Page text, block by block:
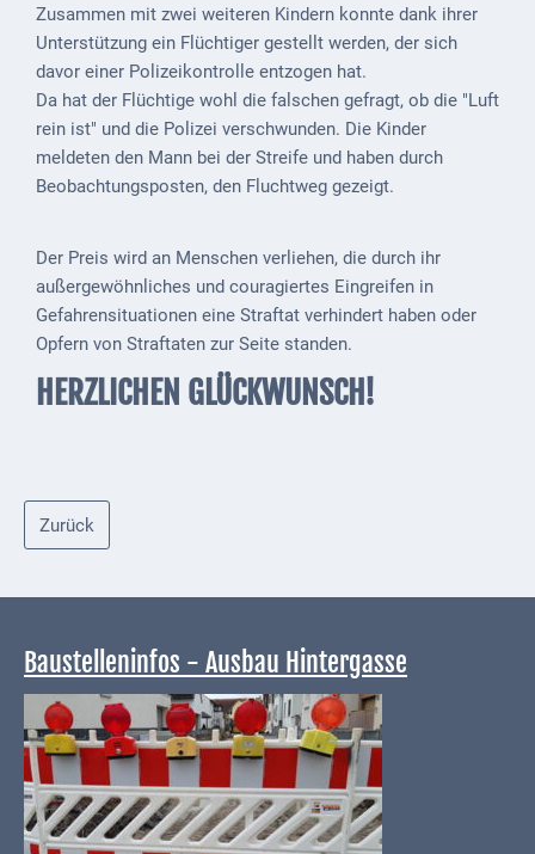
Notfallnummern
Suche
Niederkirchen
bei
Social
Sitemap
Downloads
Historisches
Bürgerhospital
1793
Geplante
Regionalbahn
1907
Teilung
Gemarkungen
Zusammen mit zwei weiteren Kindern konnte dank ihrer
Unterstützung ein Flüchtiger gestellt werden, der sich
davor einer Polizeikontrolle entzogen hat.
Da hat der Flüchtige wohl die falschen gefragt, ob die "Luft
rein ist" und die Polizei verschwunden. Die Kinder
meldeten den Mann bei der Streife und haben durch
Beobachtungsposten, den Fluchtweg gezeigt.
Der Preis wird an Menschen verliehen, die durch ihr
außergewöhnliches und couragiertes Eingreifen in
Gefahrensituationen eine Straftat verhindert haben oder
Opfern von Straftaten zur Seite standen.
HERZLICHEN GLÜCKWUNSCH!
Zurück
Baustelleninfos - Ausbau Hintergasse